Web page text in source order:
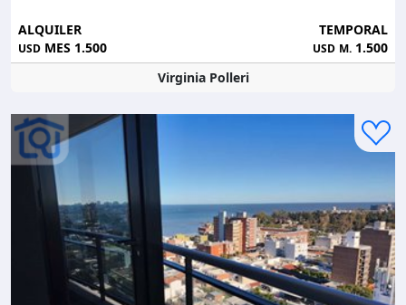
ALQUILER
USD MES 1.500
TEMPORAL
USD M. 1.500
Virginia Polleri